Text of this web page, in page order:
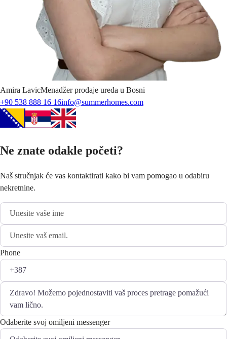
Amira LavicMenadžer prodaje ureda u Bosni
+90 538 888 16 16info@summerhomes.com
Ne znate odakle početi?
Naš stručnjak će vas kontaktirati kako bi vam pomogao u odabiru
nekretnine.
Phone
Odaberite svoj omiljeni messenger